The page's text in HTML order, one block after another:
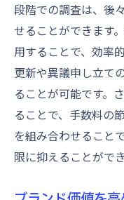
段階での調査は、後
せることができます
用することで、効率
更新や異議申し立て
ることが可能です。
ることで、手数料の
を組み合わせること
限に抑えることがで